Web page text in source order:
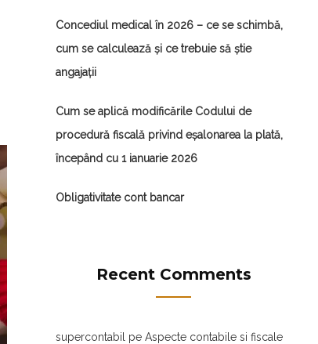
Concediul medical în 2026 – ce se schimbă,
cum se calculează și ce trebuie să știe
angajații
Cum se aplică modificările Codului de
procedură fiscală privind eșalonarea la plată,
începând cu 1 ianuarie 2026
Obligativitate cont bancar
Recent Comments
supercontabil pe Aspecte contabile si fiscale